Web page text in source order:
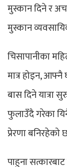
मुस्कान दिने र
मुस्कान
चिसापानीका
मात्र होइन,
बास दिने यात्रा
फुलाउँदै गरेका
प्रेरणा बनिरहेको
पाहुना